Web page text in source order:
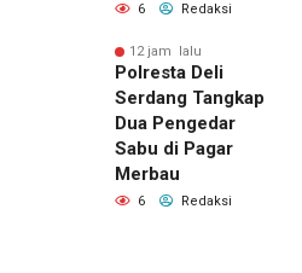
6 Redaksi
12 jam lalu
Polresta Deli
Serdang Tangkap
Dua Pengedar
Sabu di Pagar
Merbau
6 Redaksi